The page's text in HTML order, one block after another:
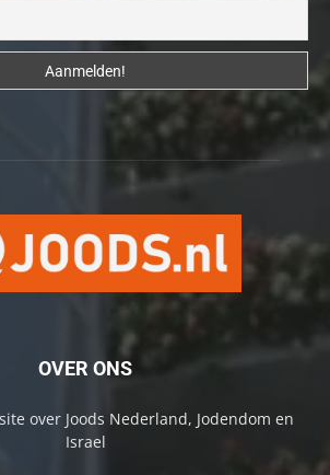
OVER ONS
over Joods Nederland, Jodendom en
Israel